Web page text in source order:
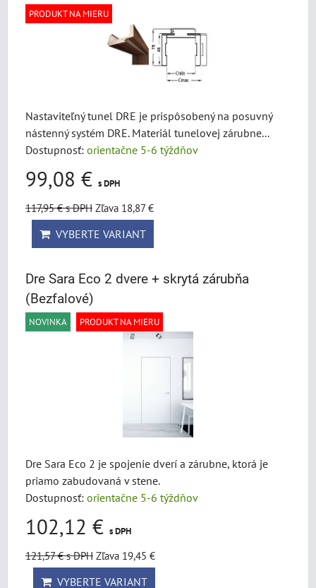
PRODUKT NA MIERU
Nastaviteľný tunel DRE je prispôsobený na posuvný
nástenný systém DRE. Materiál tunelovej zárubne...
Dostupnosť: orientačne 5-6 týždňov
99,08 € s DPH
117,95 €s DPH Zľava 18,87 €
VYBERTE VARIANT
Dre Sara Eco 2 dvere + skrytá zárubňa
(Bezfalové)
NOVINKA PRODUKT NA MIERU
Dre Sara Eco 2 je spojenie dverí a zárubne, ktorá je
priamo zabudovaná v stene.
Dostupnosť: orientačne 5-6 týždňov
102,12 € s DPH
121,57 €s DPH Zľava 19,45 €
VYBERTE VARIANT